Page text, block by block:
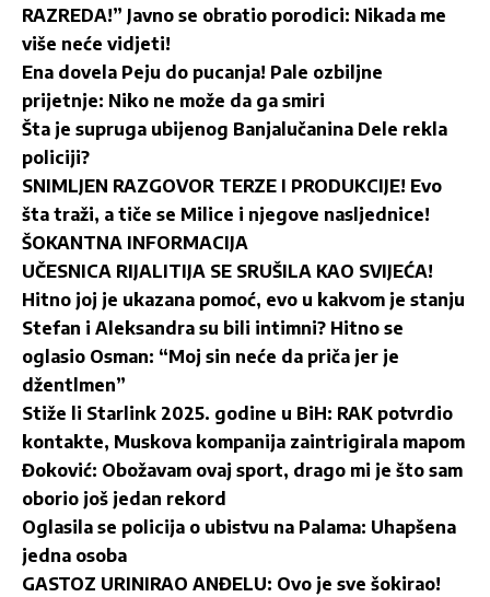
RAZREDA!” Javno se obratio porodici: Nikada me
više neće vidjeti!
Ena dovela Peju do pucanja! Pale ozbiljne
prijetnje: Niko ne može da ga smiri
Šta je supruga ubijenog Banjalučanina Dele rekla
policiji?
SNIMLJEN RAZGOVOR TERZE I PRODUKCIJE! Evo
šta traži, a tiče se Milice i njegove nasljednice!
ŠOKANTNA INFORMACIJA
UČESNICA RIJALITIJA SE SRUŠILA KAO SVIJEĆA!
Hitno joj je ukazana pomoć, evo u kakvom je stanju
Stefan i Aleksandra su bili intimni? Hitno se
oglasio Osman: “Moj sin neće da priča jer je
džentlmen”
Stiže li Starlink 2025. godine u BiH: RAK potvrdio
kontakte, Muskova kompanija zaintrigirala mapom
Đoković: Obožavam ovaj sport, drago mi je što sam
oborio još jedan rekord
Oglasila se policija o ubistvu na Palama: Uhapšena
jedna osoba
GASTOZ URINIRAO ANĐELU: Ovo je sve šokirao!